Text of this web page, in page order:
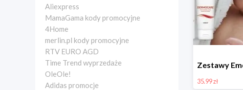
Aliexpress
MamaGama kody promocyjne
4Home
merlin.pl kody promocyjne
RTV EURO AGD
Time Trend wyprzedaże
OleOle!
Adidas promocje
35.99 zł